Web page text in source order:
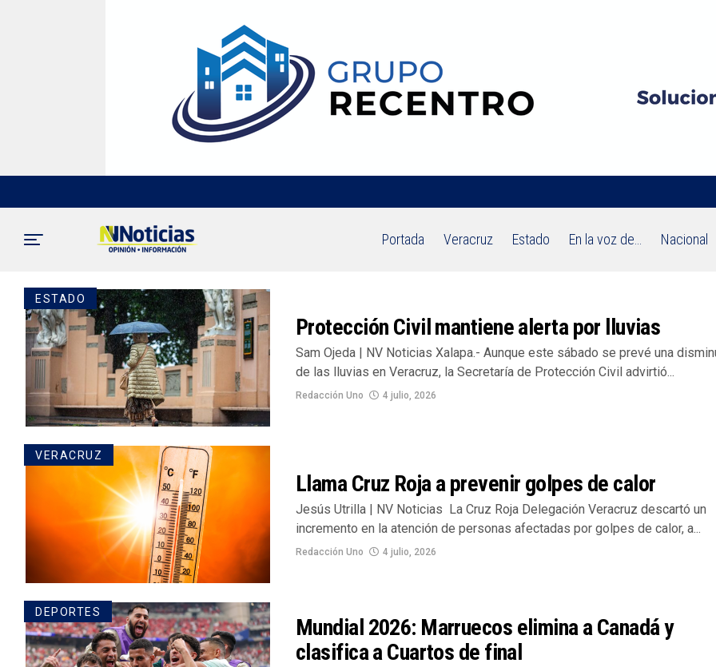
Portada Veracruz Estado En la voz de… Nacional
ESTADO
Protección Civil mantiene alerta por lluvias
Sam Ojeda | NV Noticias Xalapa.- Aunque este sábado se prevé una
de las lluvias en Veracruz, la Secretaría de Protección Civil advirtió...
Redacción Uno 4 julio, 2026
VERACRUZ
Llama Cruz Roja a prevenir golpes de calor
Jesús Utrilla | NV Noticias La Cruz Roja Delegación Veracruz descartó un
incremento en la atención de personas afectadas por golpes de calor, a...
Redacción Uno 4 julio, 2026
DEPORTES
Mundial 2026: Marruecos elimina a Canadá y
clasifica a Cuartos de final